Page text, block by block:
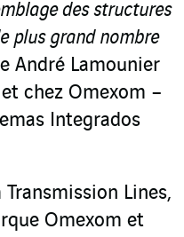
des structures
plus grand nombre
André Lamounier
chez Omexom –
Integrados
Lines,
Omexom et